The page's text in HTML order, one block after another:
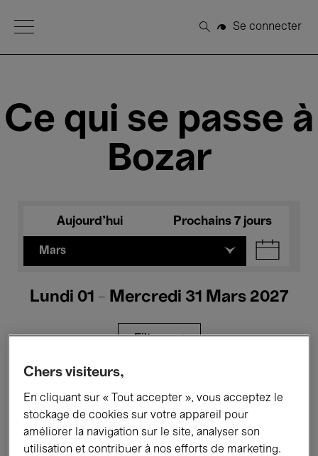
Open Menu
Rechercher
Se connecter
Ce qui se passe à
Bozar
Aujourd'hui Prochains 7 jours
Mars
Lundi 01 - Mercredi 31 Mars 2027
Filtres
Expositions Films Performances
Rencontres & Débats Jazz
Chers visiteurs,
En cliquant sur « Tout accepter », vous acceptez le
stockage de cookies sur votre appareil pour
améliorer la navigation sur le site, analyser son
utilisation et contribuer à nos efforts de marketing.